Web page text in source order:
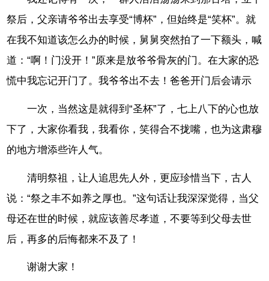
祭后，父亲请爷爷出去享受“博杯”，但始终是“笑杯”。就
在我不知道该怎么办的时候，舅舅突然拍了一下额头，喊
道：“啊！门没开！”原来是放爷爷骨灰的门。在大家的恐
慌中我忘记开门了。我爷爷出不去！爸爸开门后会请示
一次，当然这是就得到“圣杯”了，七上八下的心也放
下了，大家你看我，我看你，笑得合不拢嘴，也为这肃穆
的地方增添些许人气。
清明祭祖，让人追思先人外，更应珍惜当下，古人
说：“祭之丰不如养之厚也。”这句话让我深深觉得，当父
母还在世的时候，就应该善尽孝道，不要等到父母去世
后，再多的后悔都来不及了！
谢谢大家！